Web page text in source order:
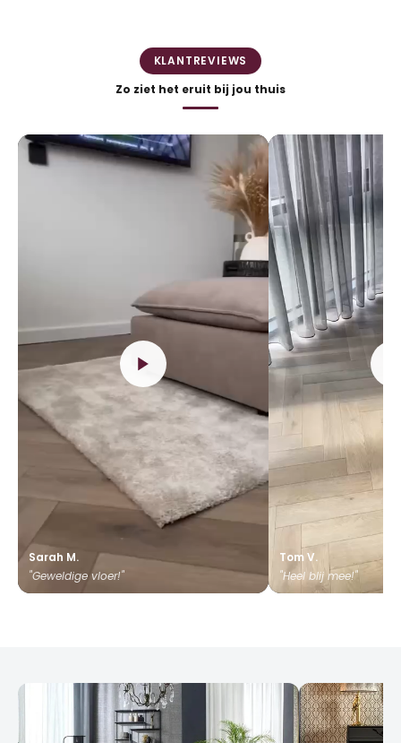
KLANTREVIEWS
Zo ziet het eruit bij jou thuis
Sarah M.
"Geweldige vloer!"
Tom V.
"Heel blij mee!"